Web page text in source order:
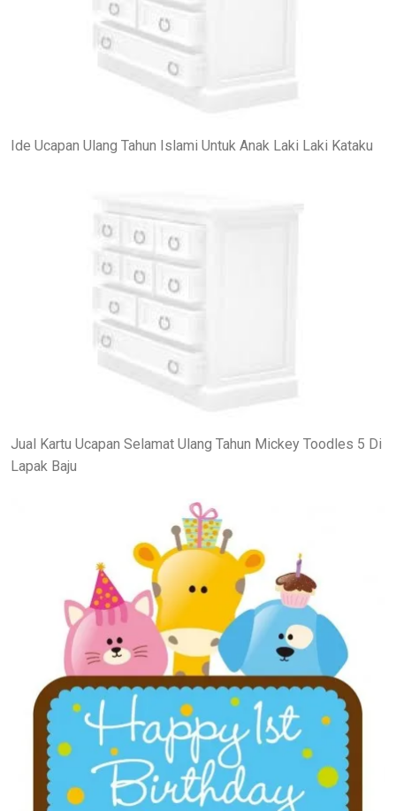
Ide Ucapan Ulang Tahun Islami Untuk Anak Laki Laki Kataku
Jual Kartu Ucapan Selamat Ulang Tahun Mickey Toodles 5 Di
Lapak Baju